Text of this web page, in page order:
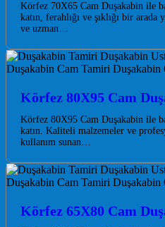
Körfez 70X65 Cam Duşakabin ile
katın, ferahlığı ve şıklığı bir
ve uzman…
Körfez 80X95 Cam
Körfez 80X95 Cam Duşakabin ile
katın. Kaliteli malzemeler ve
kullanım sunan…
Körfez 65X80 Cam